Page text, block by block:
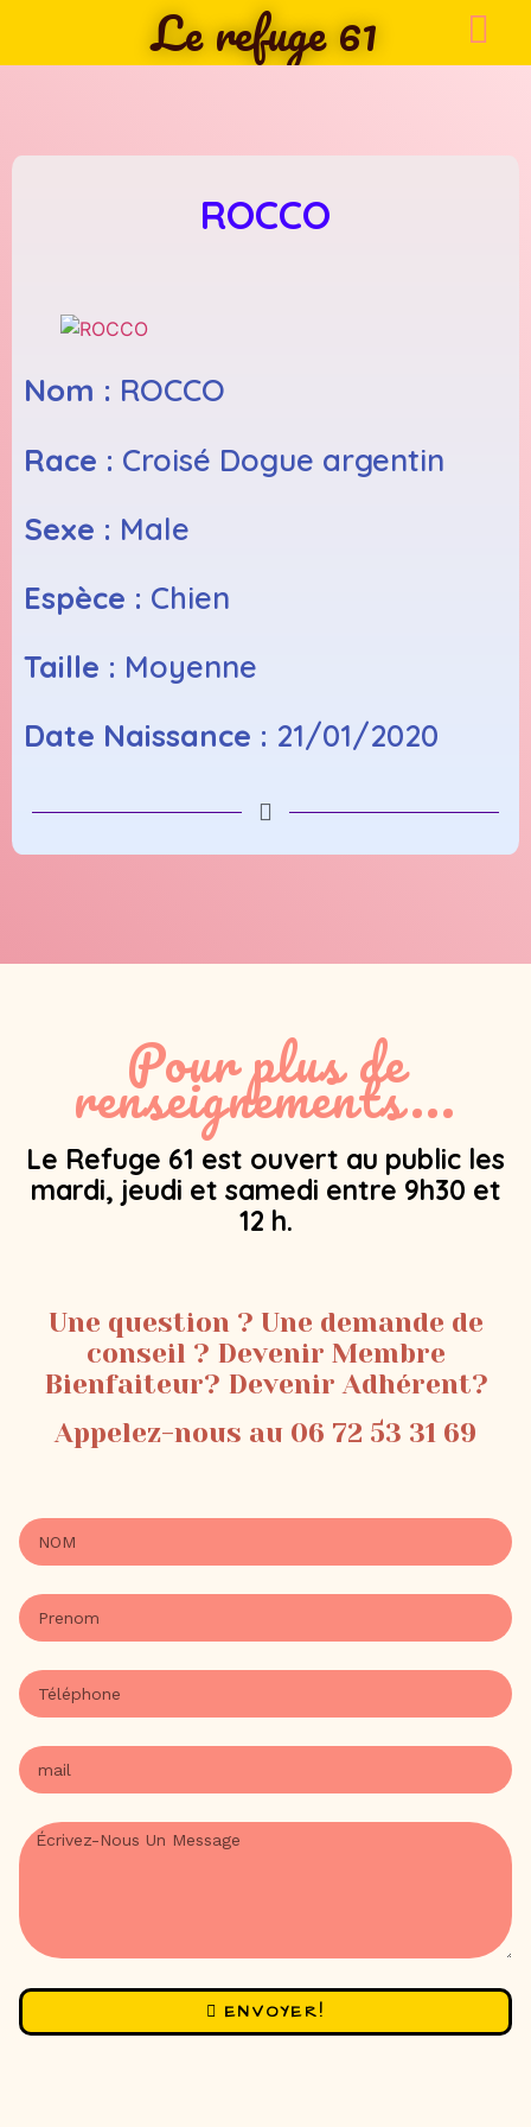
Le refuge 61
ROCCO
Nom : ROCCO
Race : Croisé Dogue argentin
Sexe : Male
Espèce : Chien
Taille : Moyenne
Date Naissance : 21/01/2020
Pour plus de
renseignements...
Le Refuge 61 est ouvert au public les
mardi, jeudi et samedi entre 9h30 et
12 h.
Une question ? Une demande de
conseil ? Devenir Membre
Bienfaiteur? Devenir Adhérent?
Appelez-nous au 06 72 53 31 69
ENVOYER!